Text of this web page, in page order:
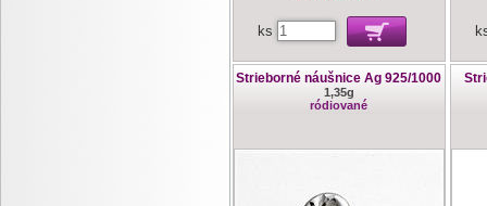
ks
Strieborné náušnice Ag 925/1000
1,35g
ródiované